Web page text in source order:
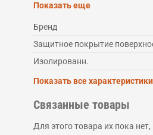
наконечников;поперечные
мультиразмерные
Показать еще
Бренд
Защитное покрытие
Изолированн.
Показать все характеристики
Связанные товары
Для этого товара их пока